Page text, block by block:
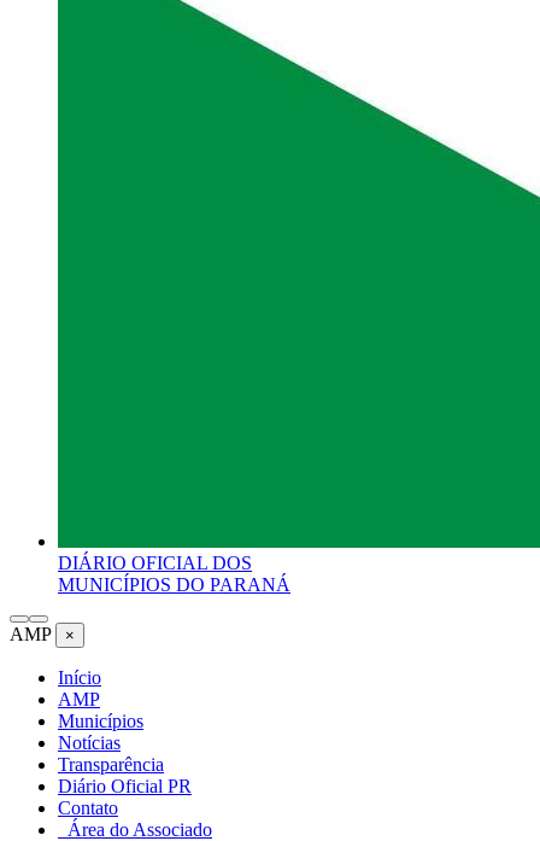
DIÁRIO OFICIAL DOS
MUNICÍPIOS DO PARANÁ
AMP ×
Início
AMP
Municípios
Notícias
Transparência
Diário Oficial PR
Contato
Área do Associado